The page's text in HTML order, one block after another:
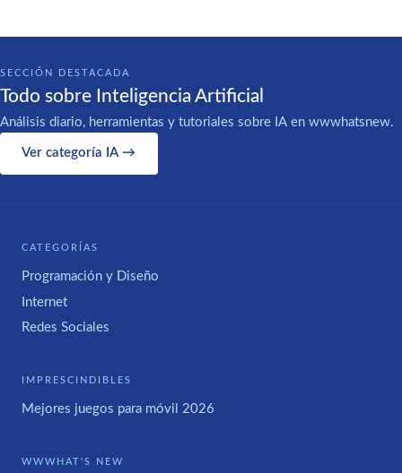
SECCIÓN DESTACADA
Todo sobre Inteligencia Artificial
Análisis diario, herramientas y tutoriales sobre IA en wwwhatsnew.
Ver categoría IA →
CATEGORÍAS
Programación y Diseño
Internet
Redes Sociales
IMPRESCINDIBLES
Mejores juegos para móvil 2026
WWWHAT'S NEW